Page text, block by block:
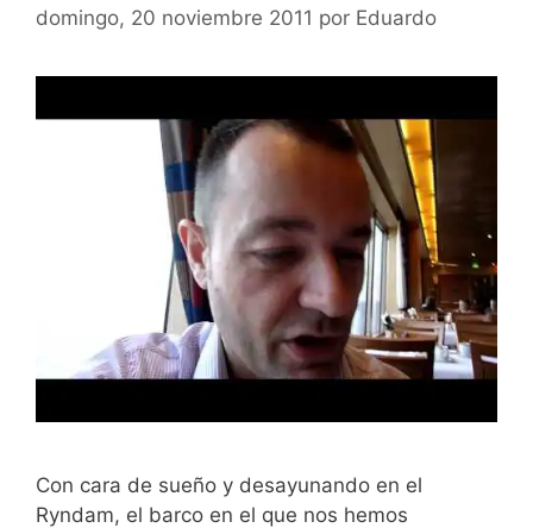
domingo, 20 noviembre 2011 por Eduardo
Con cara de sueño y desayunando en el
Ryndam, el barco en el que nos hemos